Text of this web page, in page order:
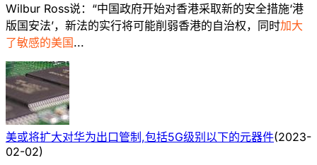
Wilbur Ross说：“中国政府开始对香港采取新的安全措施‘港
版国安法’，新法的实行将可能削弱香港的自治权，同时加大
了敏感的美国...
美或将扩大对华为出口管制,包括5G级别以下的元器件(2023-
02-02)